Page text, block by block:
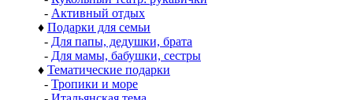
- Активный отдых
♦ Подарки для семьи
- Для папы, дедушки, брата
- Для мамы, бабушки, сестры
♦ Тематические подарки
- Тропики и море